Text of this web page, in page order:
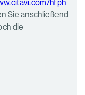
Sie anschließend
die